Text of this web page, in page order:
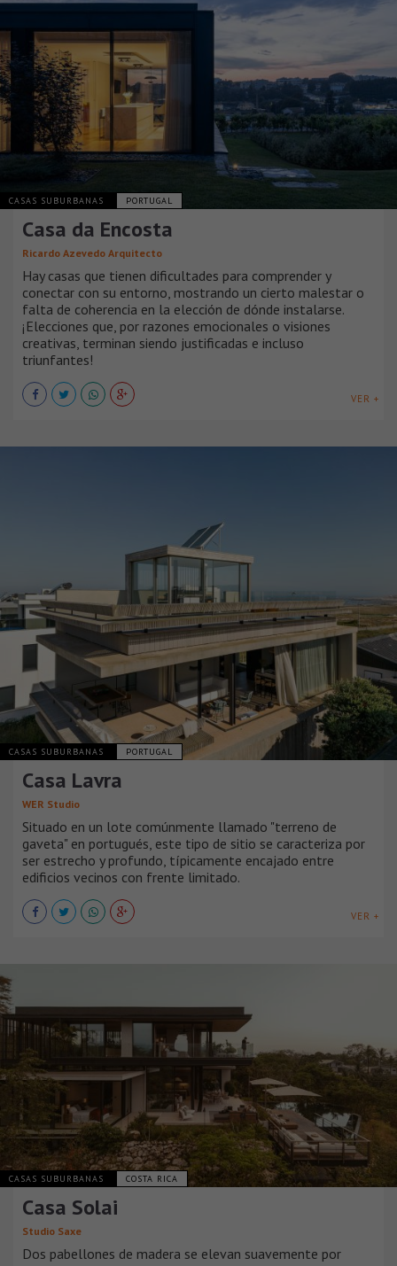
CASAS SUBURBANAS PORTUGAL
Casa da Encosta
Ricardo Azevedo Arquitecto
Hay casas que tienen dificultades para comprender y
conectar con su entorno, mostrando un cierto malestar o
falta de coherencia en la elección de dónde instalarse.
¡Elecciones que, por razones emocionales o visiones
creativas, terminan siendo justificadas e incluso
triunfantes!
VER +
CASAS SUBURBANAS PORTUGAL
Casa Lavra
WER Studio
Situado en un lote comúnmente llamado "terreno de
gaveta" en portugués, este tipo de sitio se caracteriza por
ser estrecho y profundo, típicamente encajado entre
edificios vecinos con frente limitado.
VER +
CASAS SUBURBANAS COSTA RICA
Casa Solai
Studio Saxe
Dos pabellones de madera se elevan suavemente por